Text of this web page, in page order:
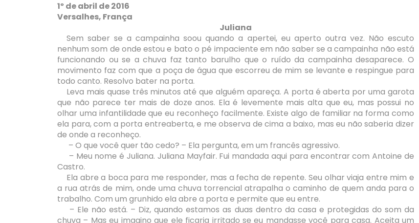
1º de abril de 2016
Versalhes, França
Juliana
Sem saber se a campainha soou quando a apertei, eu aperto outra vez. Não escuto
nenhum som de onde estou e bato o pé impaciente em não saber se a campainha não está
funcionando ou se a chuva faz tanto barulho que o ruído da campainha desaparece. O
movimento faz com que a poça de água que escorreu de mim se levante e respingue para
todo canto. Resolvo bater na porta.
Leva mais quase três minutos até que alguém apareça. A porta é aberta por uma garota
que não parece ter mais de doze anos. Ela é levemente mais alta que eu, mas possui no
olhar uma infantilidade que eu reconheço facilmente. Existe algo de familiar na forma como
ela para, com a porta entreaberta, e me observa de cima a baixo, mas eu não saberia dizer
de onde a reconheço.
– O que você quer tão cedo? – Ela pergunta, em um francês agressivo.
– Meu nome é Juliana. Juliana Mayfair. Fui mandada aqui para encontrar com Antoine de
Castro.
Ela abre a boca para me responder, mas a fecha de repente. Seu olhar viaja entre mim e
a rua atrás de mim, onde uma chuva torrencial atrapalha o caminho de quem anda para o
trabalho. Com um grunhido ela abre a porta e permite que eu entre.
– Ele não está. – Diz, quando estamos as duas dentro da casa e protegidas do som da
chuva – Mas eu imagino que ele ficaria irritado se eu mandasse você para casa. Aceita um